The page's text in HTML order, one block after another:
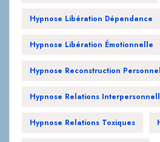
Hypnose Libération Dépendance
Hypnose Libération Émotionnelle
Hypnose Reconstruction
Hypnose Relations
Hypnose Relations Toxiques